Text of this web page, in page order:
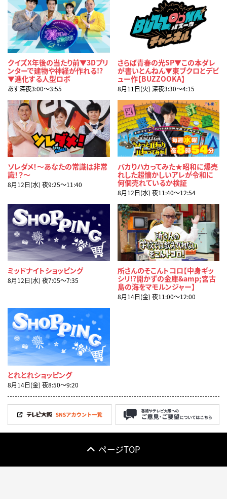
クイズX年後の当たり前▼3Dプリ
ンターで建物や神経が作れる!?
▼進化する人型ロボ
あす深夜3:00〜3:55
さらば青春の光SP▼この本ダレ
が書いとんねん▼東ブクロとデビ
ュー作【BUZZOOKA】
8月11日(火) 深夜3:30〜4:15
ソレダメ！～あなたの常識は非常
識！？～
8月12日(水) 夜9:25〜11:40
バカりハカってみた★昭和に爆売
れした超懐かしいアレが令和に
何個売れているか検証
8月12日(水) 夜11:40〜12:54
ミッドナイトショッピング
8月12日(水) 夜7:05〜7:35
所さんのそこんトコロ【中身ギッ
シリ!?開かずの金庫&amp;宮古
島の海をマモルンジャー】
8月14日(金) 夜11:00〜12:00
とれとれショッピング
8月14日(金) 夜8:50〜9:20
ページTOP